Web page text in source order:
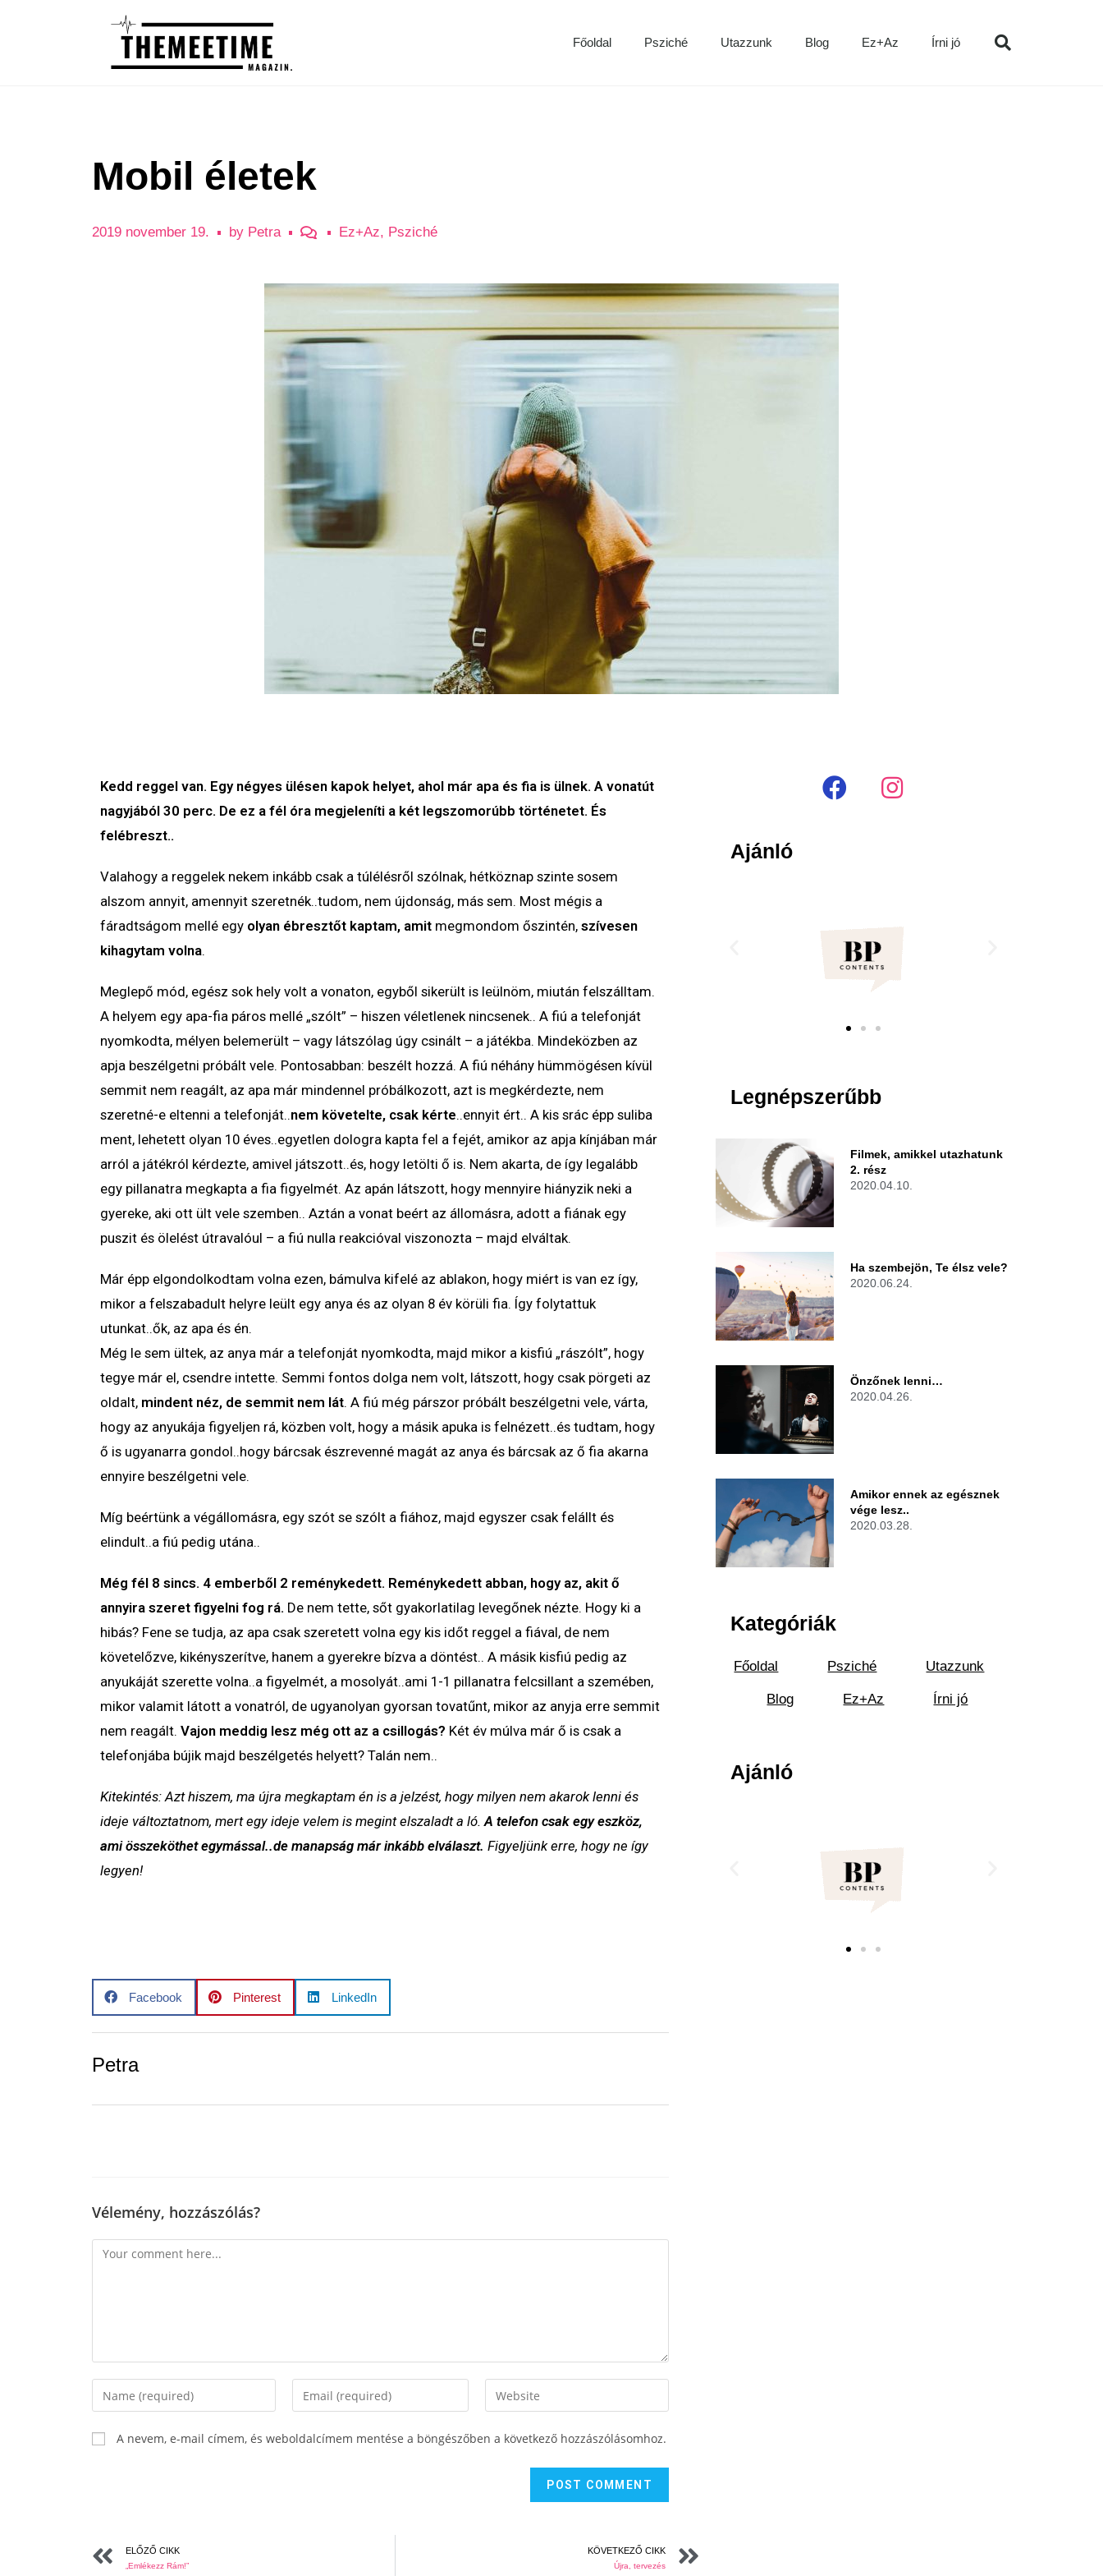
Főoldal Psziché Utazzunk Blog Ez+Az Írni jó
Mobil életek
2019 november 19. by Petra Ez+Az, Psziché
Kedd reggel van. Egy négyes ülésen kapok helyet, ahol már apa és fia is ülnek. A vonatút
nagyjából 30 perc. De ez a fél óra megjeleníti a két legszomorúbb történetet. És
felébreszt..
Valahogy a reggelek nekem inkább csak a túlélésről szólnak, hétköznap szinte sosem
alszom annyit, amennyit szeretnék..tudom, nem újdonság, más sem. Most mégis a
fáradtságom mellé egy olyan ébresztőt kaptam, amit megmondom őszintén, szívesen
kihagytam volna.
Meglepő mód, egész sok hely volt a vonaton, egyből sikerült is leülnöm, miután felszálltam.
A helyem egy apa-fia páros mellé „szólt” – hiszen véletlenek nincsenek.. A fiú a telefonját
nyomkodta, mélyen belemerült – vagy látszólag úgy csinált – a játékba. Mindeközben az
apja beszélgetni próbált vele. Pontosabban: beszélt hozzá. A fiú néhány hümmögésen kívül
semmit nem reagált, az apa már mindennel próbálkozott, azt is megkérdezte, nem
szeretné-e eltenni a telefonját..nem követelte, csak kérte..ennyit ért.. A kis srác épp suliba
ment, lehetett olyan 10 éves..egyetlen dologra kapta fel a fejét, amikor az apja kínjában már
arról a játékról kérdezte, amivel játszott..és, hogy letölti ő is. Nem akarta, de így legalább
egy pillanatra megkapta a fia figyelmét. Az apán látszott, hogy mennyire hiányzik neki a
gyereke, aki ott ült vele szemben.. Aztán a vonat beért az állomásra, adott a fiának egy
puszit és ölelést útravalóul – a fiú nulla reakcióval viszonozta – majd elváltak.
Már épp elgondolkodtam volna ezen, bámulva kifelé az ablakon, hogy miért is van ez így,
mikor a felszabadult helyre leült egy anya és az olyan 8 év körüli fia. Így folytattuk
utunkat..ők, az apa és én.
Még le sem ültek, az anya már a telefonját nyomkodta, majd mikor a kisfiú „rászólt”, hogy
tegye már el, csendre intette. Semmi fontos dolga nem volt, látszott, hogy csak pörgeti az
oldalt, mindent néz, de semmit nem lát. A fiú még párszor próbált beszélgetni vele, várta,
hogy az anyukája figyeljen rá, közben volt, hogy a másik apuka is felnézett..és tudtam, hogy
ő is ugyanarra gondol..hogy bárcsak észrevenné magát az anya és bárcsak az ő fia akarna
ennyire beszélgetni vele.
Míg beértünk a végállomásra, egy szót se szólt a fiához, majd egyszer csak felállt és
elindult..a fiú pedig utána..
Még fél 8 sincs. 4 emberből 2 reménykedett. Reménykedett abban, hogy az, akit ő
annyira szeret figyelni fog rá. De nem tette, sőt gyakorlatilag levegőnek nézte. Hogy ki a
hibás? Fene se tudja, az apa csak szeretett volna egy kis időt reggel a fiával, de nem
követelőzve, kikényszerítve, hanem a gyerekre bízva a döntést.. A másik kisfiú pedig az
anyukáját szerette volna..a figyelmét, a mosolyát..ami 1-1 pillanatra felcsillant a szemében,
mikor valamit látott a vonatról, de ugyanolyan gyorsan tovatűnt, mikor az anyja erre semmit
nem reagált. Vajon meddig lesz még ott az a csillogás? Két év múlva már ő is csak a
telefonjába bújik majd beszélgetés helyett? Talán nem..
Kitekintés: Azt hiszem, ma újra megkaptam én is a jelzést, hogy milyen nem akarok lenni és
ideje változtatnom, mert egy ideje velem is megint elszaladt a ló.A telefon csak egy eszköz,
ami összeköthet egymással..de manapság már inkább elválaszt. Figyeljünk erre, hogy ne így
legyen!
Facebook Pinterest LinkedIn
Petra
Vélemény, hozzászólás?
A nevem, e-mail címem, és weboldalcímem mentése a böngészőben a következő hozzászólásomhoz.
ELŐZŐ CIKK
„Emlékezz Rám!”
KÖVETKEZŐ CIKK
Újra, tervezés
Ajánló
Legnépszerűbb
Filmek, amikkel utazhatunk
2. rész
2020.04.10.
Ha szembejön, Te élsz vele?
2020.06.24.
Önzőnek lenni…
2020.04.26.
Amikor ennek az egésznek
vége lesz..
2020.03.28.
Kategóriák
Főoldal Psziché Utazzunk
Blog Ez+Az Írni jó
Ajánló